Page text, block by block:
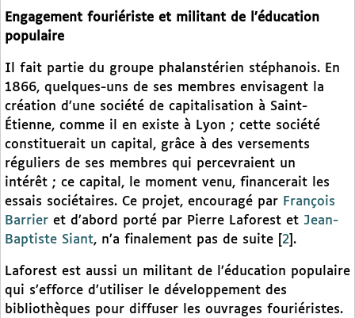
Engagement fouriériste et militant de l’éducation
populaire
Il fait partie du groupe phalanstérien stéphanois. En
1866, quelques-uns de ses membres envisagent la
création d’une société de capitalisation à Saint-
Étienne, comme il en existe à Lyon ; cette société
constituerait un capital, grâce à des versements
réguliers de ses membres qui percevraient un
intérêt ; ce capital, le moment venu, financerait les
essais sociétaires. Ce projet, encouragé par François
Barrier et d’abord porté par Pierre Laforest et Jean-
Baptiste Siant, n’a finalement pas de suite 2 .
Laforest est aussi un militant de l’éducation populaire
qui s’efforce d’utiliser le développement des
bibliothèques pour diffuser les ouvrages fouriéristes.